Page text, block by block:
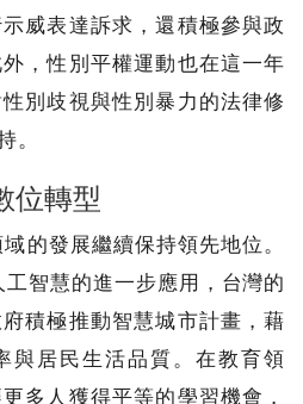
威表達訴求，還積極參與政
，性別平權運動也在這一年
別歧視與性別暴力的法律修
。
位轉型
的發展繼續保持領先地位。
智慧的進一步應用，台灣的
積極推動智慧城市計畫，藉
與居民生活品質。在教育領
多人獲得平等的學習機會，